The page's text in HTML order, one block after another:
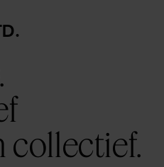
collectief.